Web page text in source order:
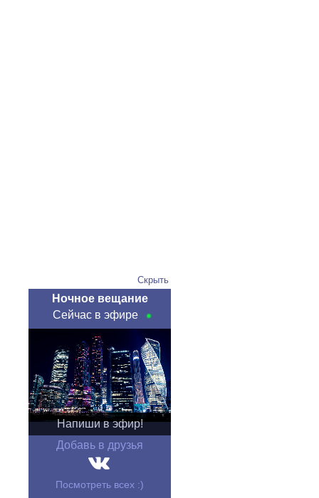
Скрыть
Ночное вещание
Сейчас в эфире
Напиши в эфир!
Добавь в друзья
Посмотреть всех :)